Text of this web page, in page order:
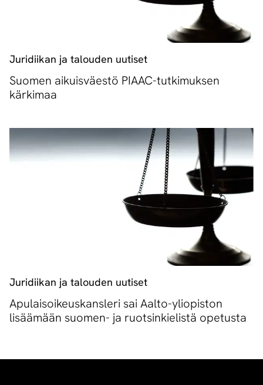
Juridiikan ja talouden uutiset
Suomen aikuisväestö PIAAC-tutkimuksen
kärkimaa
Juridiikan ja talouden uutiset
Apulaisoikeuskansleri sai Aalto-yliopiston
lisäämään suomen- ja ruotsinkielistä opetusta